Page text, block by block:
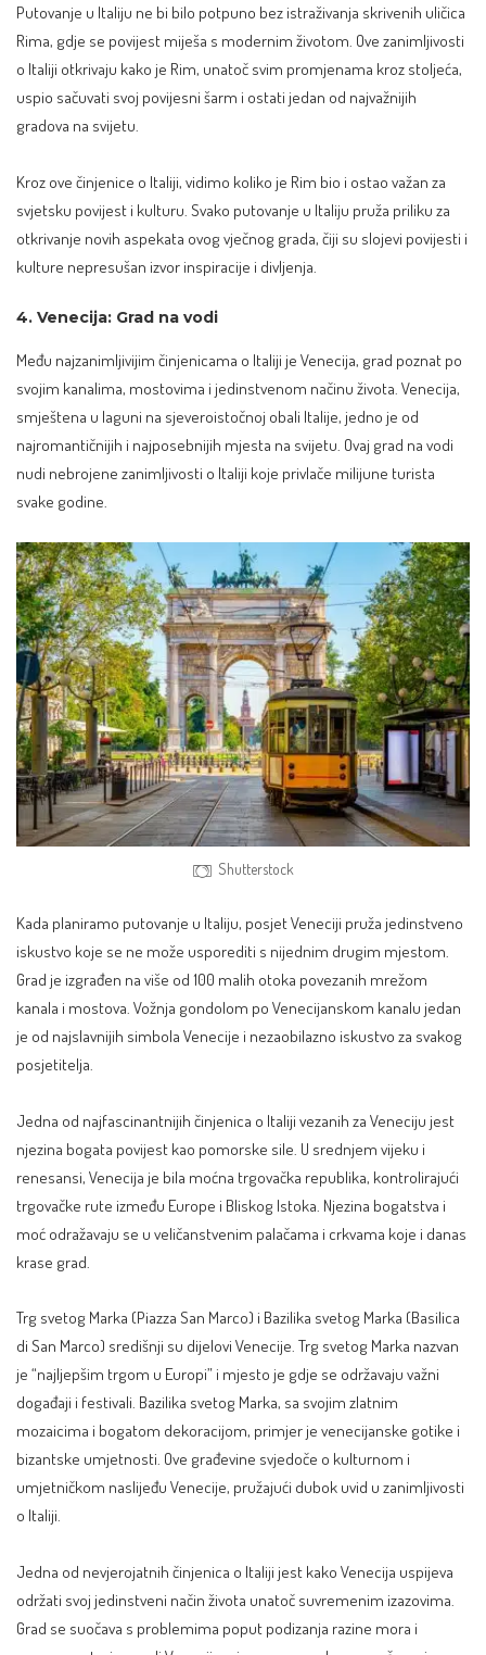
Putovanje u Italiju ne bi bilo potpuno bez istraživanja skrivenih uličica
Rima, gdje se povijest miješa s modernim životom. Ove zanimljivosti
o Italiji otkrivaju kako je Rim, unatoč svim promjenama kroz stoljeća,
uspio sačuvati svoj povijesni šarm i ostati jedan od najvažnijih
gradova na svijetu.
Kroz ove činjenice o Italiji, vidimo koliko je Rim bio i ostao važan za
svjetsku povijest i kulturu. Svako putovanje u Italiju pruža priliku za
otkrivanje novih aspekata ovog vječnog grada, čiji su slojevi povijesti i
kulture nepresušan izvor inspiracije i divljenja.
4. Venecija: Grad na vodi
Među najzanimljivijim činjenicama o Italiji je Venecija, grad poznat po
svojim kanalima, mostovima i jedinstvenom načinu života. Venecija,
smještena u laguni na sjeveroistočnoj obali Italije, jedno je od
najromantičnijih i najposebnijih mjesta na svijetu. Ovaj grad na vodi
nudi nebrojene zanimljivosti o Italiji koje privlače milijune turista
svake godine.
Shutterstock
Kada planiramo putovanje u Italiju, posjet Veneciji pruža jedinstveno
iskustvo koje se ne može usporediti s nijednim drugim mjestom.
Grad je izgrađen na više od 100 malih otoka povezanih mrežom
kanala i mostova. Vožnja gondolom po Venecijanskom kanalu jedan
je od najslavnijih simbola Venecije i nezaobilazno iskustvo za svakog
posjetitelja.
Jedna od najfascinantnijih činjenica o Italiji vezanih za Veneciju jest
njezina bogata povijest kao pomorske sile. U srednjem vijeku i
renesansi, Venecija je bila moćna trgovačka republika, kontrolirajući
trgovačke rute između Europe i Bliskog Istoka. Njezina bogatstva i
moć odražavaju se u veličanstvenim palačama i crkvama koje i danas
krase grad.
Trg svetog Marka (Piazza San Marco) i Bazilika svetog Marka (Basilica
di San Marco) središnji su dijelovi Venecije. Trg svetog Marka nazvan
je “najljepšim trgom u Europi” i mjesto je gdje se održavaju važni
događaji i festivali. Bazilika svetog Marka, sa svojim zlatnim
mozaicima i bogatom dekoracijom, primjer je venecijanske gotike i
bizantske umjetnosti. Ove građevine svjedoče o kulturnom i
umjetničkom naslijeđu Venecije, pružajući dubok uvid u zanimljivosti
o Italiji.
Jedna od nevjerojatnih činjenica o Italiji jest kako Venecija uspijeva
održati svoj jedinstveni način života unatoč suvremenim izazovima.
Grad se suočava s problemima poput podizanja razine mora i